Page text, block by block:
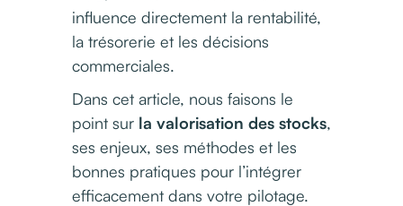
influence directement la rentabilité,
la trésorerie et les décisions
commerciales.
Dans cet article, nous faisons le
point sur la valorisation des stocks,
ses enjeux, ses méthodes et les
bonnes pratiques pour l’intégrer
efficacement dans votre pilotage.